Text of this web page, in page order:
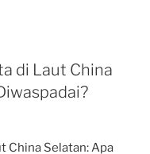
di Laut China
China Selatan: Apa